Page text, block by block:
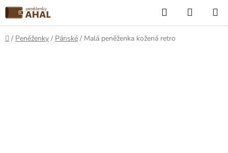
Přejít
na
obsah
Hledat
KOŠÍK
Domů
/ Peněženky / Pánské / Malá peněženka kožená retro